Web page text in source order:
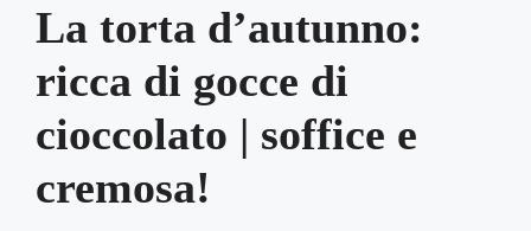
La torta d’autunno:
ricca di gocce di
cioccolato | soffice e
cremosa!